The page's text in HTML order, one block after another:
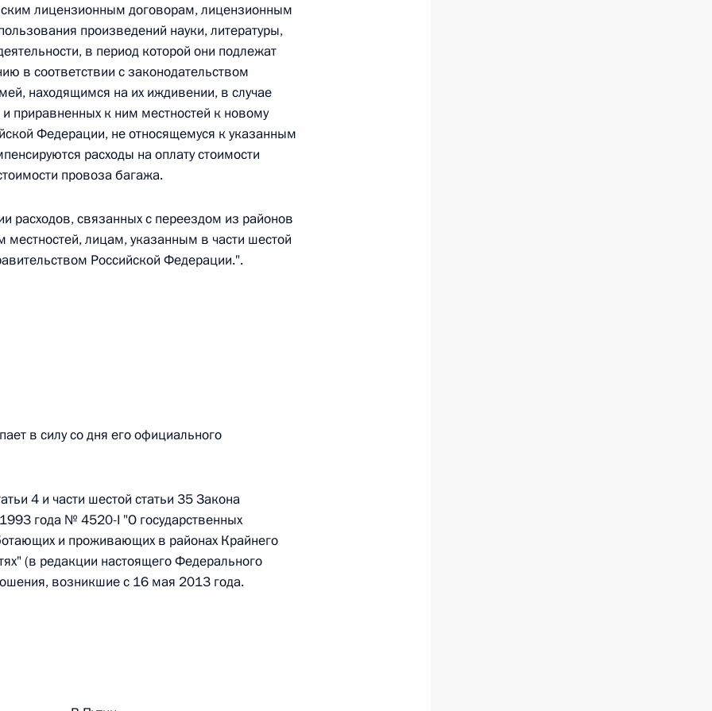
г. № 264-ФЗ
закона «Об актах гражданского состояния»
13 статьи 3 Федерального закона «О внесении
состояния“
г. № 270-ФЗ
закона «Об автономных учреждениях»
Российской Федерации и Кабинетом
водного транспорта Российской Федерации и статью 1
измерений»
лицензионным договорам, лицензионным
произведений науки, литературы,
в период которой они подлежат
в соответствии с законодательством
находящимся на их иждивении, в случае
приравненных к ним местностей к новому
Федерации, не относящемуся к указанным
расходы на оплату стоимости
провоза багажа.
расходов, связанных с переездом из районов
лицам, указанным в части шестой
Российской Федерации.".
в силу со дня его официального
4 и части шестой статьи 35 Закона
года № 4520-I "О государственных
и проживающих в районах Крайнего
(в редакции настоящего Федерального
возникшие с 16 мая 2013 года.